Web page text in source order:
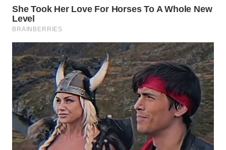
TAPANULI
SELATAN
WN
TANJUNG
LESUNG
WN
KARO
WN
SIMALUNGUN